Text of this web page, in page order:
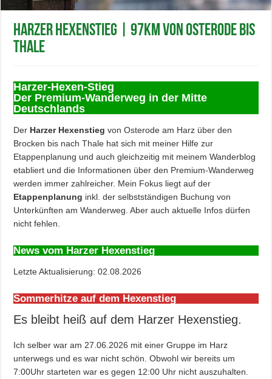
Harzer Hexenstieg | 97km von Osterode bis
Thale
Harzer-Hexen-Stieg
Der Premium-Wanderweg in der Mitte
Deutschlands
Der Harzer Hexenstieg von Osterode am Harz über den
Brocken bis nach Thale hat sich mit meiner Hilfe zur
Etappenplanung und auch gleichzeitig mit meinem Wanderblog
etabliert und die Informationen über den Premium-Wanderweg
werden immer zahlreicher. Mein Fokus liegt auf der
Etappenplanung inkl. der selbstständigen Buchung von
Unterkünften am Wanderweg. Aber auch aktuelle Infos dürfen
nicht fehlen.
News vom Harzer Hexenstieg
Letzte Aktualisierung: 02.08.2026
Sommerhitze auf dem Hexenstieg
Es bleibt heiß auf dem Harzer Hexenstieg.
Ich selber war am 27.06.2026 mit einer Gruppe im Harz
unterwegs und es war nicht schön. Obwohl wir bereits um
7:00Uhr starteten war es gegen 12:00 Uhr nicht auszuhalten.